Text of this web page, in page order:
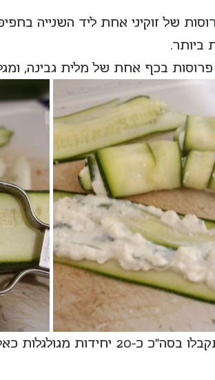
של זוקיני אחת ליד השנייה
ביותר.
בכף אחת של מלית גבינה,
יחידות מגולגלות כאלה.